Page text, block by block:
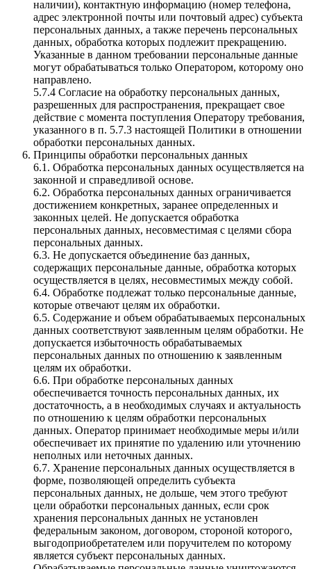
наличии), контактную информацию (номер телефона,
адрес электронной почты или почтовый адрес) субъекта
персональных данных, а также перечень персональных
данных, обработка которых подлежит прекращению.
Указанные в данном требовании персональные данные
могут обрабатываться только Оператором, которому оно
направлено.
5.7.4 Согласие на обработку персональных данных,
разрешенных для распространения, прекращает свое
действие с момента поступления Оператору требования,
указанного в п. 5.7.3 настоящей Политики в отношении
обработки персональных данных.
Принципы обработки персональных данных
6.1. Обработка персональных данных осуществляется на
законной и справедливой основе.
6.2. Обработка персональных данных ограничивается
достижением конкретных, заранее определенных и
законных целей. Не допускается обработка
персональных данных, несовместимая с целями сбора
персональных данных.
6.3. Не допускается объединение баз данных,
содержащих персональные данные, обработка которых
осуществляется в целях, несовместимых между собой.
6.4. Обработке подлежат только персональные данные,
которые отвечают целям их обработки.
6.5. Содержание и объем обрабатываемых персональных
данных соответствуют заявленным целям обработки. Не
допускается избыточность обрабатываемых
персональных данных по отношению к заявленным
целям их обработки.
6.6. При обработке персональных данных
обеспечивается точность персональных данных, их
достаточность, а в необходимых случаях и актуальность
по отношению к целям обработки персональных
данных. Оператор принимает необходимые меры и/или
обеспечивает их принятие по удалению или уточнению
неполных или неточных данных.
6.7. Хранение персональных данных осуществляется в
форме, позволяющей определить субъекта
персональных данных, не дольше, чем этого требуют
цели обработки персональных данных, если срок
хранения персональных данных не установлен
федеральным законом, договором, стороной которого,
выгодоприобретателем или поручителем по которому
является субъект персональных данных.